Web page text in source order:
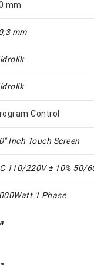
mm
mm
Control
Inch Touch Screen
110/220V ± 10% 50/
1 Phase